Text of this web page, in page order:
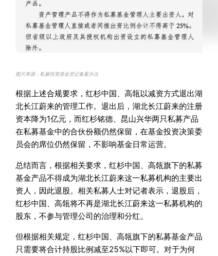
图片来源：私募投资基金登记备案办法
根据上述合规要求，红杉中国、高瓴以减资方式退出湖
北长江蔚来的管理工作。退出后，湖北长江蔚来的注册
资本降为1亿元，而红杉铭德、昆山兴华两只私募产品
在私募基金中的合伙份额仍然保留，在基金投资决策委
员会的席位仍然保留，不影响基金日常运营。
总结而言，根据相关要求，红杉中国、高瓴旗下的私募
基金产品不得成为湖北长江蔚来这一私募机构的主要出
资人，因此退股。相关私募人士对记者表示，退股后，
红杉中国、高瓴将不再是湖北长江蔚来这一私募机构的
股东，不参与管理公司的治理和分红。
但根据相关规定，红杉中国、高瓴旗下的私募基金产品
只需要将合计持股比例减至25%以下即可。对于为何